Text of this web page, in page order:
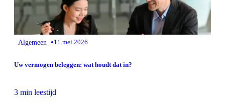
Algemeen •11 mei 2026
Uw vermogen beleggen: wat houdt dat in?
3 min leestijd